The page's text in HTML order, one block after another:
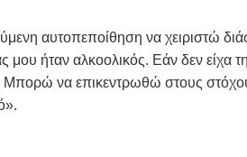
αυτοπεποίθηση να χειριστώ
ήταν αλκοολικός. Εάν δεν είχα
Μπορώ να επικεντρωθώ στους